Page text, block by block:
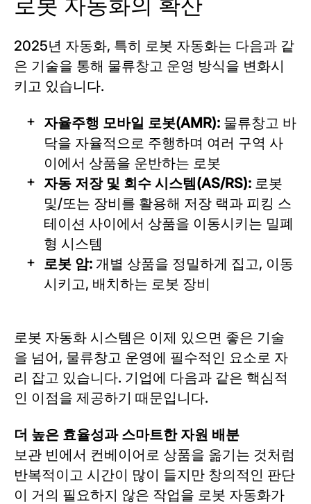
2025년 자동화, 특히 로봇 자동화는 다음과 같
은 기술을 통해 물류창고 운영 방식을 변화시
키고 있습니다.
자율주행 모바일 로봇(AMR): 물류창고 바
닥을 자율적으로 주행하며 여러 구역 사
이에서 상품을 운반하는 로봇
자동 저장 및 회수 시스템(AS/RS): 로봇
및/또는 장비를 활용해 저장 랙과 피킹 스
테이션 사이에서 상품을 이동시키는 밀폐
형 시스템
로봇 암: 개별 상품을 정밀하게 집고, 이동
시키고, 배치하는 로봇 장비
로봇 자동화 시스템은 이제 있으면 좋은 기술
을 넘어, 물류창고 운영에 필수적인 요소로 자
리 잡고 있습니다. 기업에 다음과 같은 핵심적
인 이점을 제공하기 때문입니다.
더 높은 효율성과 스마트한 자원 배분
보관 빈에서 컨베이어로 상품을 옮기는 것처럼
반복적이고 시간이 많이 들지만 창의적인 판단
이 거의 필요하지 않은 작업을 로봇 자동화가